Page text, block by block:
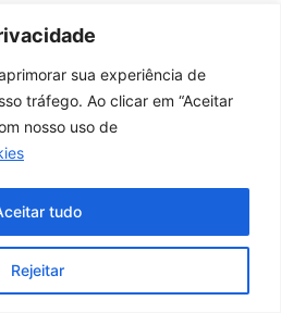
sua experiência de
tráfego. Ao clicar em “Aceitar
nosso uso de
Rejeitar
tudo